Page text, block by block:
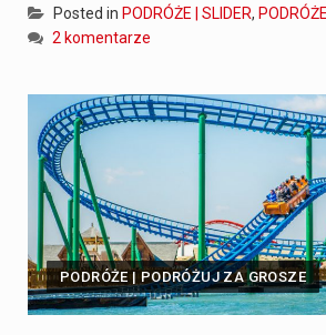
Posted in PODRÓŻE | SLIDER,
2 komentarze
PODRÓŻE | PODRÓŻUJ ZA GROSZE